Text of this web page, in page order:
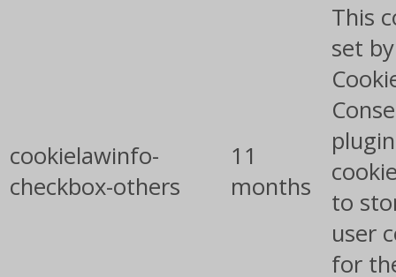
cookielawinfo-
checkbox-others
11
months
This
set
to
user
for